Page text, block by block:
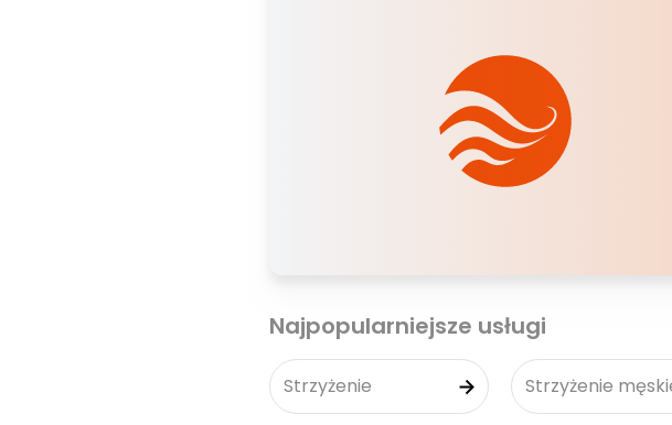
Najpopularniejsze usługi
Strzyżenie Strzyżenie